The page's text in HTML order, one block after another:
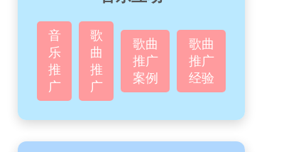
音
乐
推
广
歌
曲
推
广
歌曲
推广
案例
歌曲
推广
经验